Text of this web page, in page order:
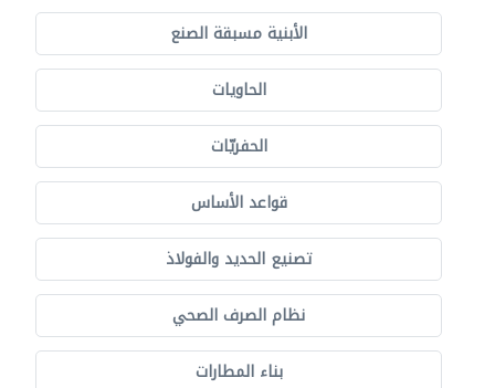
الأبنية مسبقة الصنع
الحاويات
الحفريّات
قواعد الأساس
تصنيع الحديد والفولاذ
نظام الصرف الصحي
بناء المطارات